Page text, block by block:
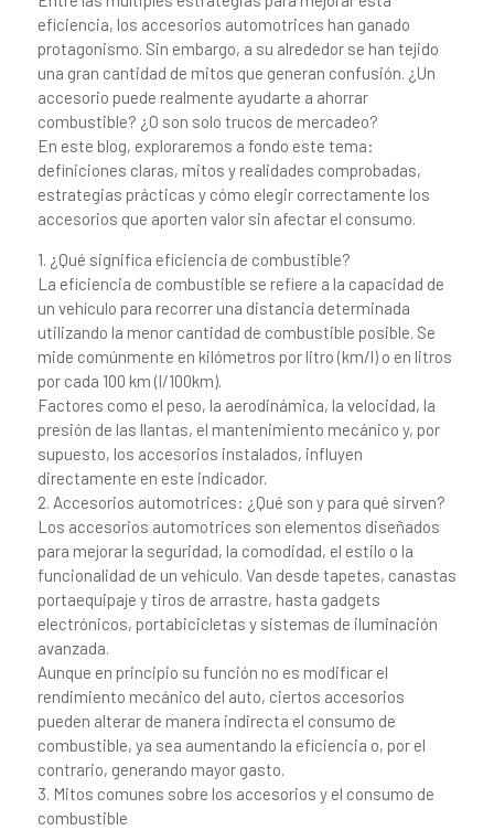
eficiencia, los accesorios automotrices han ganado
protagonismo. Sin embargo, a su alrededor se han tejido
una gran cantidad de mitos que generan confusión. ¿Un
accesorio puede realmente ayudarte a ahorrar
combustible? ¿O son solo trucos de mercadeo?
En este blog, exploraremos a fondo este tema:
definiciones claras, mitos y realidades comprobadas,
estrategias prácticas y cómo elegir correctamente los
accesorios que aporten valor sin afectar el consumo.
1. ¿Qué significa eficiencia de combustible?
La eficiencia de combustible se refiere a la capacidad de
un vehículo para recorrer una distancia determinada
utilizando la menor cantidad de combustible posible. Se
mide comúnmente en kilómetros por litro (km/l) o en litros
por cada 100 km (l/100km).
Factores como el peso, la aerodinámica, la velocidad, la
presión de las llantas, el mantenimiento mecánico y, por
supuesto, los accesorios instalados, influyen
directamente en este indicador.
2. Accesorios automotrices: ¿Qué son y para qué sirven?
Los accesorios automotrices son elementos diseñados
para mejorar la seguridad, la comodidad, el estilo o la
funcionalidad de un vehículo. Van desde tapetes, canastas
portaequipaje y tiros de arrastre, hasta gadgets
electrónicos, portabicicletas y sistemas de iluminación
avanzada.
Aunque en principio su función no es modificar el
rendimiento mecánico del auto, ciertos accesorios
pueden alterar de manera indirecta el consumo de
combustible, ya sea aumentando la eficiencia o, por el
contrario, generando mayor gasto.
3. Mitos comunes sobre los accesorios y el consumo de
combustible